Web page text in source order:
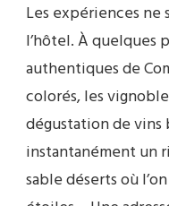
Les expériences ne
l’hôtel. À quelques
authentiques de
colorés, les
dégustation de
instantanément un
sable déserts où